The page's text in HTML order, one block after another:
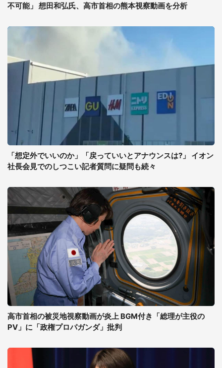
不可能」 想田和弘氏、高市首相の熊本視察動画を分析
「想定外でいいのか」「戻っていいとアナウンスは?」 イオン
社長会見でのしつこい記者質問に疑問も続々
高市首相の被災地視察動画が炎上 BGM付き「総理が主役の
PV」に「政権プロパガンダ」批判